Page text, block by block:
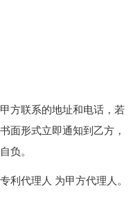
联系的地址和电话，若
面形式立即通知到乙方，
负。
代理人 为甲方代理人。